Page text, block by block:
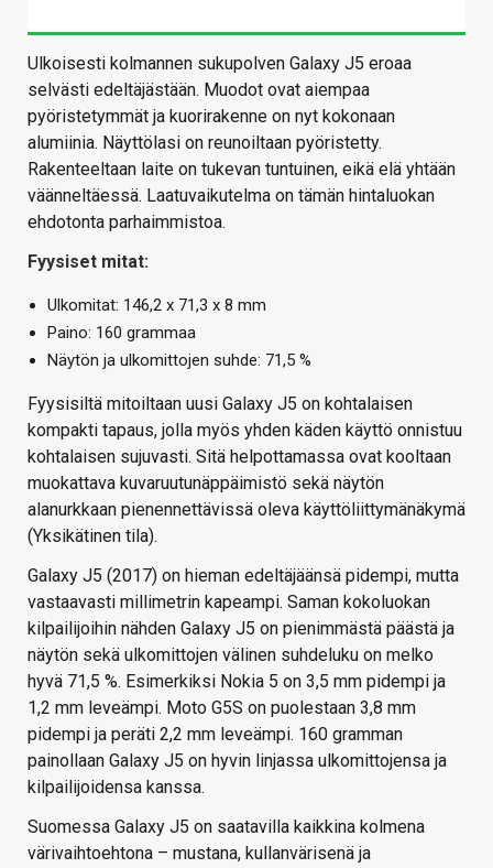
Ulkoisesti kolmannen sukupolven Galaxy J5 eroaa
selvästi edeltäjästään. Muodot ovat aiempaa
pyöristetymmät ja kuorirakenne on nyt kokonaan
alumiinia. Näyttölasi on reunoiltaan pyöristetty.
Rakenteeltaan laite on tukevan tuntuinen, eikä elä yhtään
väänneltäessä. Laatuvaikutelma on tämän hintaluokan
ehdotonta parhaimmistoa.
Fyysiset mitat:
Ulkomitat: 146,2 x 71,3 x 8 mm
Paino: 160 grammaa
Näytön ja ulkomittojen suhde: 71,5 %
Fyysisiltä mitoiltaan uusi Galaxy J5 on kohtalaisen
kompakti tapaus, jolla myös yhden käden käyttö onnistuu
kohtalaisen sujuvasti. Sitä helpottamassa ovat kooltaan
muokattava kuvaruutunäppäimistö sekä näytön
alanurkkaan pienennettävissä oleva käyttöliittymänäkymä
(Yksikätinen tila).
Galaxy J5 (2017) on hieman edeltäjäänsä pidempi, mutta
vastaavasti millimetrin kapeampi. Saman kokoluokan
kilpailijoihin nähden Galaxy J5 on pienimmästä päästä ja
näytön sekä ulkomittojen välinen suhdeluku on melko
hyvä 71,5 %. Esimerkiksi Nokia 5 on 3,5 mm pidempi ja
1,2 mm leveämpi. Moto G5S on puolestaan 3,8 mm
pidempi ja peräti 2,2 mm leveämpi. 160 gramman
painollaan Galaxy J5 on hyvin linjassa ulkomittojensa ja
kilpailijoidensa kanssa.
Suomessa Galaxy J5 on saatavilla kaikkina kolmena
värivaihtoehtona – mustana, kullanvärisenä ja